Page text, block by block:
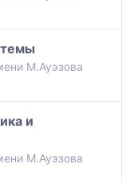
М.Ауэзова
и
М.Ауэзова